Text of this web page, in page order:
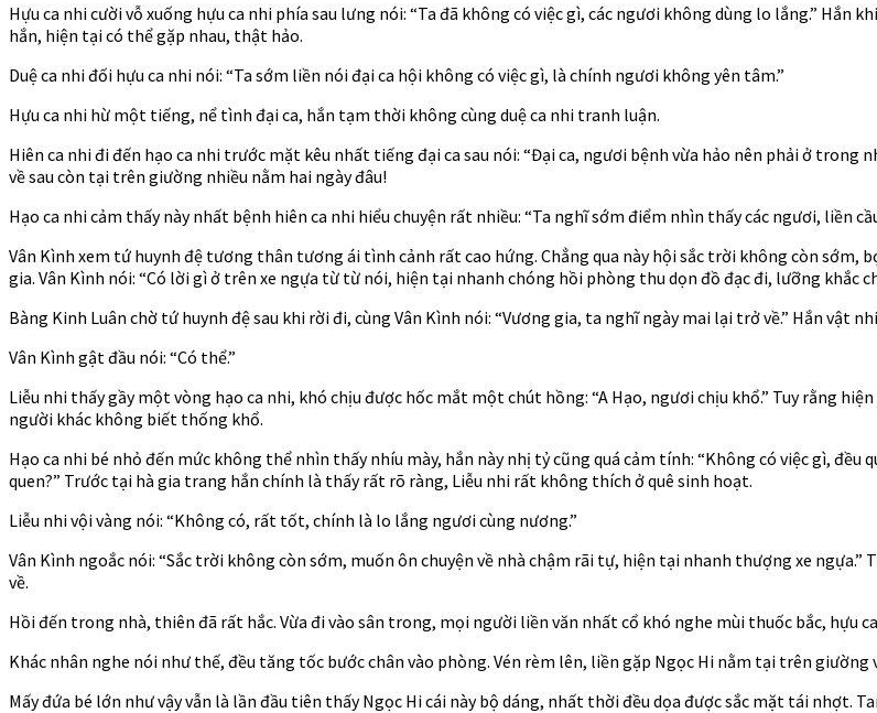
Hựu ca nhi cười vỗ xuống hựu ca nhi phía sau lưng nói: “Ta đã không có việc gì, các ngươi không dùng lo lắng.”
hắn, hiện tại có thể gặp nhau, thật hảo.
Duệ ca nhi đối hựu ca nhi nói: “Ta sớm liền nói đại ca hội không có việc gì, là chính ngươi không yên tâm.”
Hựu ca nhi hừ một tiếng, nể tình đại ca, hắn tạm thời không cùng duệ ca nhi tranh luận.
Hiên ca nhi đi đến hạo ca nhi trước mặt kêu nhất tiếng đại ca sau nói: “Đại ca, ngươi bệnh vừa hảo nên phải ở
về sau còn tại trên giường nhiều nằm hai ngày đâu!
Hạo ca nhi cảm thấy này nhất bệnh hiên ca nhi hiểu chuyện rất nhiều: “Ta nghĩ sớm điểm nhìn thấy các ngươi, liền
Vân Kình xem tứ huynh đệ tương thân tương ái tình cảnh rất cao hứng. Chẳng qua này hội sắc trời không còn
gia. Vân Kình nói: “Có lời gì ở trên xe ngựa từ từ nói, hiện tại nhanh chóng hồi phòng thu dọn đồ đạc đi, lưỡng khắc
Bàng Kinh Luân chờ tứ huynh đệ sau khi rời đi, cùng Vân Kình nói: “Vương gia, ta nghĩ ngày mai lại trở về.” Hắn vật
Vân Kình gật đầu nói: “Có thể.”
Liễu nhi thấy gầy một vòng hạo ca nhi, khó chịu được hốc mắt một chút hồng: “A Hạo, ngươi chịu khổ.” Tuy rằng
người khác không biết thống khổ.
Hạo ca nhi bé nhỏ đến mức không thể nhìn thấy nhíu mày, hắn này nhị tỷ cũng quá cảm tính: “Không có việc gì,
quen?” Trước tại hà gia trang hắn chính là thấy rất rõ ràng, Liễu nhi rất không thích ở quê sinh hoạt.
Liễu nhi vội vàng nói: “Không có, rất tốt, chính là lo lắng ngươi cùng nương.”
Vân Kình ngoắc nói: “Sắc trời không còn sớm, muốn ôn chuyện về nhà chậm rãi tự, hiện tại nhanh thượng xe
về.
Hồi đến trong nhà, thiên đã rất hắc. Vừa đi vào sân trong, mọi người liền văn nhất cổ khó nghe mùi thuốc bắc, hựu
Khác nhân nghe nói như thế, đều tăng tốc bước chân vào phòng. Vén rèm lên, liền gặp Ngọc Hi nằm tại trên giường
Mấy đứa bé lớn như vậy vẫn là lần đầu tiên thấy Ngọc Hi cái này bộ dáng, nhất thời đều dọa được sắc mặt tái nhợt.